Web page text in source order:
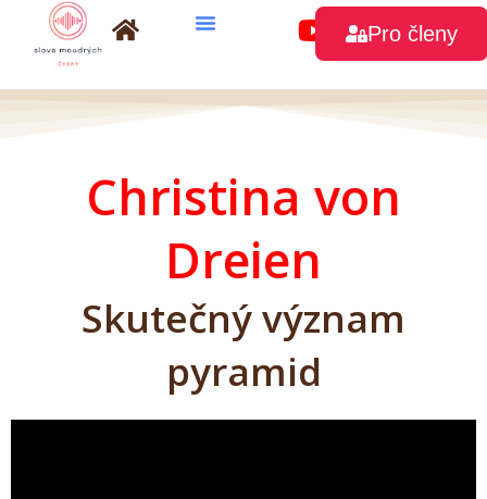
Přeskočit
Pro členy
Christina von
Dreien
Skutečný význam
pyramid